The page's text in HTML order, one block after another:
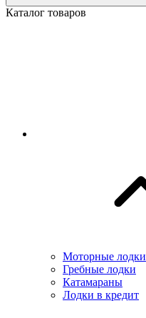
Каталог товаров
Моторные лодки
Гребные лодки
Катамараны
Лодки в кредит